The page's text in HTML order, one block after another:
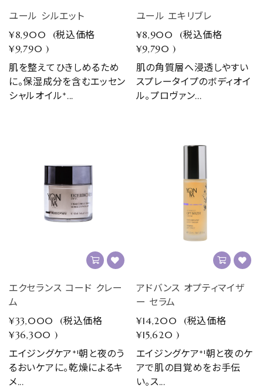
ユール シルエット
¥8,900
(税込価格
¥9,790 )
肌を整えてひきしめるため
に。保湿成分を含むエッセン
シャルオイル*...
ユール エキリブレ
¥8,900
(税込価格
¥9,790 )
肌の角質層へ浸透しやすい
スプレータイプのボディオイ
ル。プロヴァン...
エクセランス コード クレー
ム
¥33,000
(税込価格
¥36,300 )
エイジングケア*¹朝と夜のう
るおいケアに。乾燥によるキ
メ...
アドバンス オプティマイザ
ー セラム
¥14,200
(税込価格
¥15,620 )
エイジングケア*¹朝と夜のケ
アで肌の目覚めをお手伝
い。ス...